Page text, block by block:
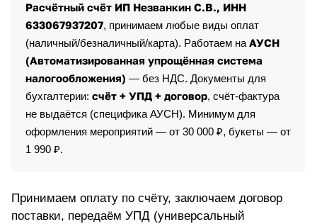
Расчётный счёт ИП Незванкин С.В., ИНН
633067937207, принимаем любые виды оплат
(наличный/безналичный/карта). Работаем на АУСН
(Автоматизированная упрощённая система
налогообложения) — без НДС. Документы для
бухгалтерии: счёт + УПД + договор, счёт-фактура
не выдаётся (специфика АУСН). Минимум для
оформления мероприятий — от 30 000 ₽, букеты — от
1 990 ₽.
Принимаем оплату по счёту, заключаем договор
поставки, передаём УПД (универсальный